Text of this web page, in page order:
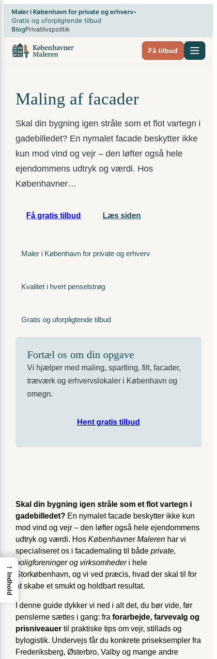
Spring
indhold
Maler i København for private og erhverv•
Gratis og uforpligtende tilbud
BlogPrivatlivspolitik
Få tilbud
Maling af facader
Skal din bygning igen stråle som et flot vartegn i
gadebilledet? En nymalet facade beskytter ikke
kun mod vind og vejr – den løfter også hele
ejendommens udtryk og værdi. Hos
Københavner…
Få gratis tilbud Læs siden
Maler i København for private og erhverv
Kvalitet i hvert penselstrøg
Gratis og uforpligtende tilbud
Fortæl os om din opgave
Vi hjælper med maling, spartling, filt, facader,
træværk og erhvervslokaler i København og
omegn.
Hent gratis tilbud
Skal din bygning igen stråle som et flot vartegn i
gadebilledet? En nymalet facade beskytter ikke kun
mod vind og vejr – den løfter også hele ejendommens
udtryk og værdi. Hos Københavner Maleren har vi
specialiseret os i facade­maling til både private,
boligforeninger og virksomhederi hele
Storkøbenhavn, og vi ved præcis, hvad der skal til for
at skabe et smukt og holdbart resultat.
I denne guide dykker vi ned i alt det, du bør vide, før
penslerne sættes i gang: fra forarbejde, farvevalg og
prisniveauer til praktiske tips om vejr, stillads og
bylogistik. Undervejs får du konkrete priseksempler fra
Frederiksberg, Østerbro, Valby og mange andre
→
Indhold